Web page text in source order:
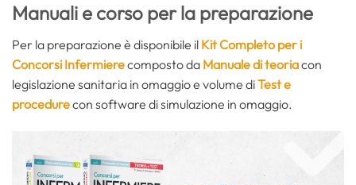
Manuali e corso per la preparazione
Per la preparazione è disponibile il Kit Completo per i
Concorsi Infermierecomposto da Manuale di teoriacon
legislazione sanitaria in omaggio e volume diTest e
procedurecon software di simulazione in omaggio.